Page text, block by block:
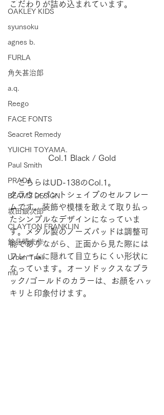
OAKLEY KIDS
syunsoku
agnes b.
FURLA
角矢甚治郎
a.q.
Reego
FACE FONTS
Seacret Remedy
YUICHI TOYAMA.
Paul Smith
PRADA
BEAMS DESIGN
坂田銀次郎
CLAYTON FRANKLIN
銘品晴夫作
Urban Trail
mu
こだわりが詰め込まれています。
Col.1 Black / Gold
こちらはUD-138のCol.1。
クラウンパントシェイプのセルフレー
ムです。装飾や模様を敢えて取り払っ
たシンプルなデザインになっていま
す。メタル製のノーズパッドは調整可
能でありながら、正面から見た際には
フレームに隠れて目立ちにくい形状に
なっています。オーソドックスなブラ
ック/ゴールドのカラーは、お顔をハッ
キリと印象付けます。